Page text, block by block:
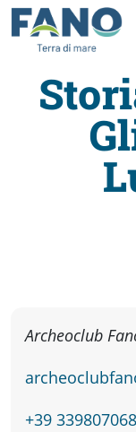
Fano
Visit
da
fare
Archeoclub
+39